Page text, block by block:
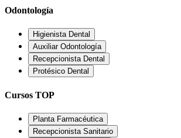
Odontología
Higienista Dental
Auxiliar Odontología
Recepcionista Dental
Protésico Dental
Cursos TOP
Planta Farmacéutica
Recepcionista Sanitario